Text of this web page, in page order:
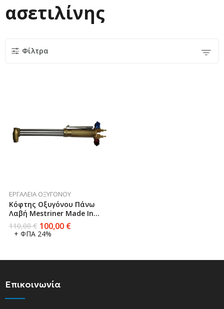
ασετιλίνης
Φίλτρα
ΕΡΓΑΛΕΊΑ ΟΞΥΓΌΝΟΥ
Κόφτης Οξυγόνου Πάνω
Λαβή Mestriner Made In
Italy
110,00€ 100,00 €
+ ΦΠΑ 24%
Επικοινωνία